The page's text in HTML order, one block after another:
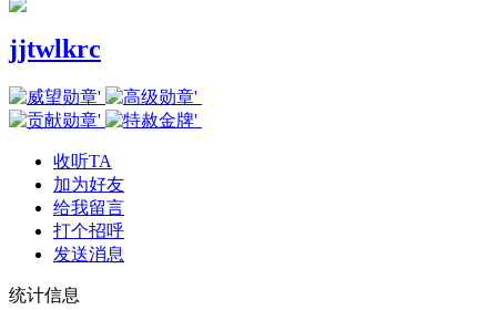
jjtwlkrc
收听TA
加为好友
给我留言
打个招呼
发送消息
统计信息